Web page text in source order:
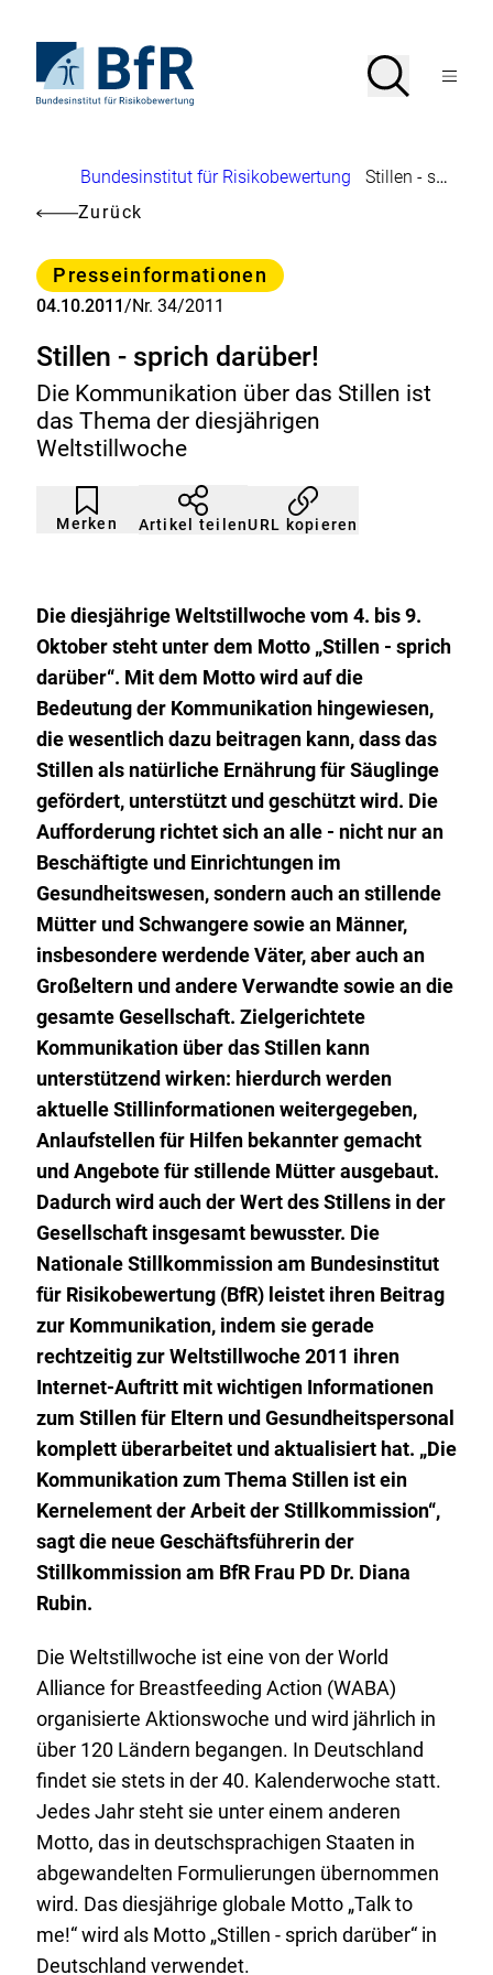
Seiteninhalt
springenStartseite
von
Suche
SucheMenü
Brotkrumennavigation
Bundesinstitut für Risikobewertung
Stillen - sprich darüber!
Zurück
Kategorie
Presseinformationen
04.10.2011/Nr. 34/2011
Stillen - sprich darüber!
Die Kommunikation über das Stillen ist
das Thema der diesjährigen
Weltstillwoche
Merken
Artikel
nicht
gemerkt
Durch
Klicken
der
Artikel teilenURL kopieren
Die diesjährige Weltstillwoche vom 4. bis 9.
Oktober steht unter dem Motto „Stillen - sprich
darüber“. Mit dem Motto wird auf die
Bedeutung der Kommunikation hingewiesen,
die wesentlich dazu beitragen kann, dass das
Stillen als natürliche Ernährung für Säuglinge
gefördert, unterstützt und geschützt wird. Die
Aufforderung richtet sich an alle - nicht nur an
Beschäftigte und Einrichtungen im
Gesundheitswesen, sondern auch an stillende
Mütter und Schwangere sowie an Männer,
insbesondere werdende Väter, aber auch an
Großeltern und andere Verwandte sowie an die
gesamte Gesellschaft. Zielgerichtete
Kommunikation über das Stillen kann
unterstützend wirken: hierdurch werden
aktuelle Stillinformationen weitergegeben,
Anlaufstellen für Hilfen bekannter gemacht
und Angebote für stillende Mütter ausgebaut.
Dadurch wird auch der Wert des Stillens in der
Gesellschaft insgesamt bewusster. Die
Nationale Stillkommission am Bundesinstitut
für Risikobewertung (BfR) leistet ihren Beitrag
zur Kommunikation, indem sie gerade
rechtzeitig zur Weltstillwoche 2011 ihren
Internet-Auftritt mit wichtigen Informationen
zum Stillen für Eltern und Gesundheitspersonal
komplett überarbeitet und aktualisiert hat. „Die
Kommunikation zum Thema Stillen ist ein
Kernelement der Arbeit der Stillkommission“,
sagt die neue Geschäftsführerin der
Stillkommission am BfR Frau PD Dr. Diana
Rubin.
Die Weltstillwoche ist eine von derWorld
Alliance for Breastfeeding Action (WABA)
organisierte Aktionswoche und wird jährlich in
über 120 Ländern begangen. In Deutschland
findet sie stets in der 40. Kalenderwoche statt.
Jedes Jahr steht sie unter einem anderen
Motto, das in deutschsprachigen Staaten in
abgewandelten Formulierungen übernommen
wird. Das diesjährige globale Motto „Talk to
me!“ wird als Motto „Stillen - sprich darüber“ in
Deutschland verwendet.